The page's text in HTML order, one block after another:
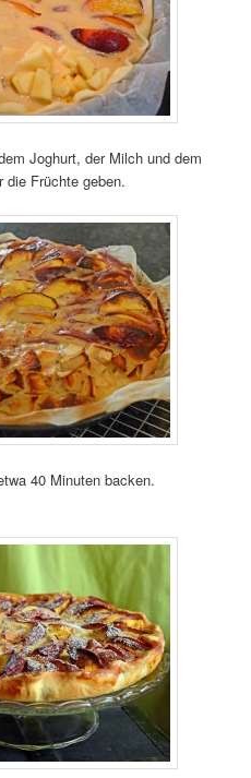
Joghurt, der Milch und dem
die Früchte geben.
40 Minuten backen.